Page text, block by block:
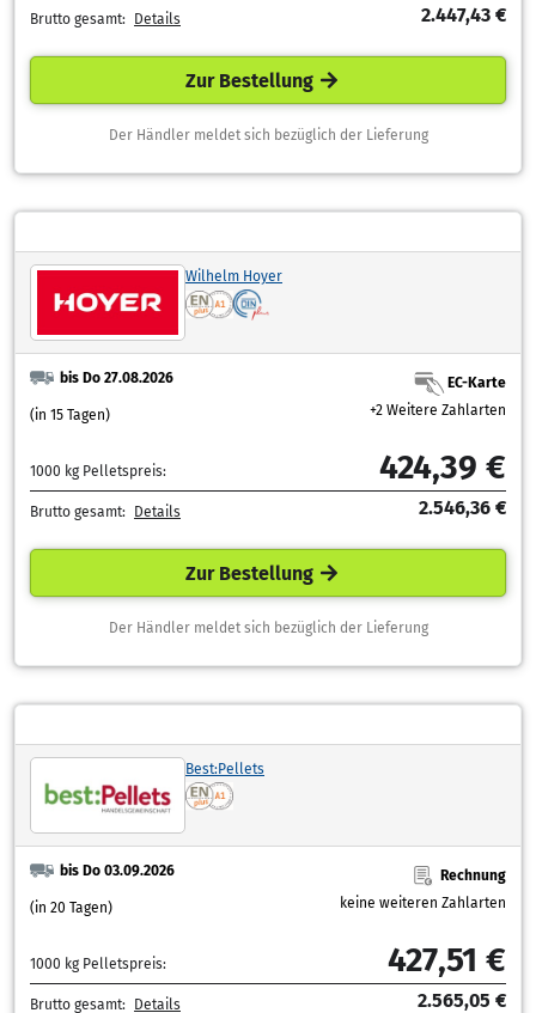
Brutto gesamt: Details 2.447,43 €
Zur Bestellung
Der Händler meldet sich bezüglich der Lieferung
Wilhelm Hoyer
bis Do 27.08.2026
(in 15 Tagen)
EC-Karte
+2 Weitere Zahlarten
1000 kg Pelletspreis: 424,39 €
Brutto gesamt: Details 2.546,36 €
Zur Bestellung
Der Händler meldet sich bezüglich der Lieferung
Best:Pellets
bis Do 03.09.2026
(in 20 Tagen)
Rechnung
keine weiteren Zahlarten
1000 kg Pelletspreis: 427,51 €
Brutto gesamt: Details 2.565,05 €